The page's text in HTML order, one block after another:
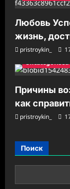
Любовь
жизнь,
pristroykin_
Uncategorised
Причины
как
pristroykin_
Поиск